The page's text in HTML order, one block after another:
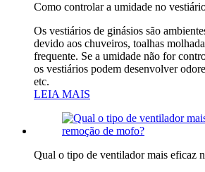
Como controlar a umidade no
Os vestiários de ginásios são
devido aos chuveiros, toalhas
frequente. Se a umidade não for
os vestiários podem desenvolver
etc.
LEIA MAIS
Qual o tipo de ventilador mais eficaz